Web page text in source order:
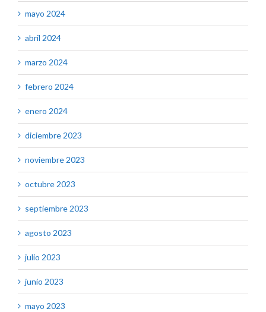
mayo 2024
abril 2024
marzo 2024
febrero 2024
enero 2024
diciembre 2023
noviembre 2023
octubre 2023
septiembre 2023
agosto 2023
julio 2023
junio 2023
mayo 2023